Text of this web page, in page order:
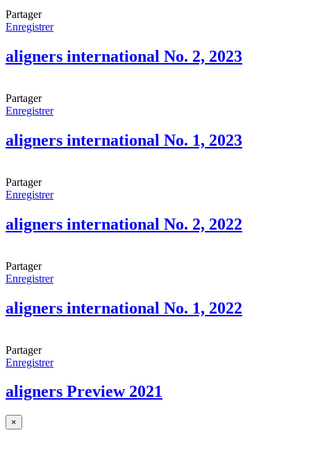
Partager
Enregistrer
aligners international No. 2, 2023
Partager
Enregistrer
aligners international No. 1, 2023
Partager
Enregistrer
aligners international No. 2, 2022
Partager
Enregistrer
aligners international No. 1, 2022
Partager
Enregistrer
aligners Preview 2021
×